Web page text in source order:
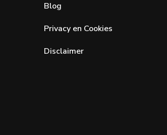
Blog
Privacy en Cookies
Disclaimer